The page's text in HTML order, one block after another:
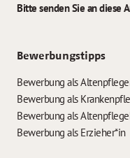
Bitte senden Sie an diese
Bewerbungstipps
Bewerbung als
Bewerbung als
Bewerbung als
Bewerbung als Erzieher*in